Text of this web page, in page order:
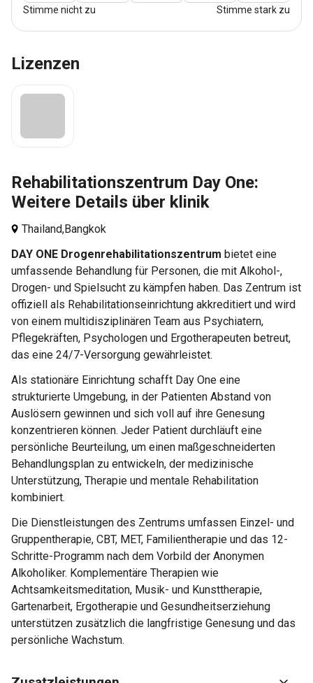
Stimme nicht zu Stimme stark zu
Lizenzen
Rehabilitationszentrum Day One:
Weitere Details über klinik
Thailand,Bangkok
DAY ONE Drogenrehabilitationszentrum bietet eine
umfassende Behandlung für Personen, die mit Alkohol-,
Drogen- und Spielsucht zu kämpfen haben. Das Zentrum ist
offiziell als Rehabilitationseinrichtung akkreditiert und wird
von einem multidisziplinären Team aus Psychiatern,
Pflegekräften, Psychologen und Ergotherapeuten betreut,
das eine 24/7-Versorgung gewährleistet.
Als stationäre Einrichtung schafft Day One eine
strukturierte Umgebung, in der Patienten Abstand von
Auslösern gewinnen und sich voll auf ihre Genesung
konzentrieren können. Jeder Patient durchläuft eine
persönliche Beurteilung, um einen maßgeschneiderten
Behandlungsplan zu entwickeln, der medizinische
Unterstützung, Therapie und mentale Rehabilitation
kombiniert.
Die Dienstleistungen des Zentrums umfassen Einzel- und
Gruppentherapie, CBT, MET, Familientherapie und das 12-
Schritte-Programm nach dem Vorbild der Anonymen
Alkoholiker. Komplementäre Therapien wie
Achtsamkeitsmeditation, Musik- und Kunsttherapie,
Gartenarbeit, Ergotherapie und Gesundheitserziehung
unterstützen zusätzlich die langfristige Genesung und das
persönliche Wachstum.